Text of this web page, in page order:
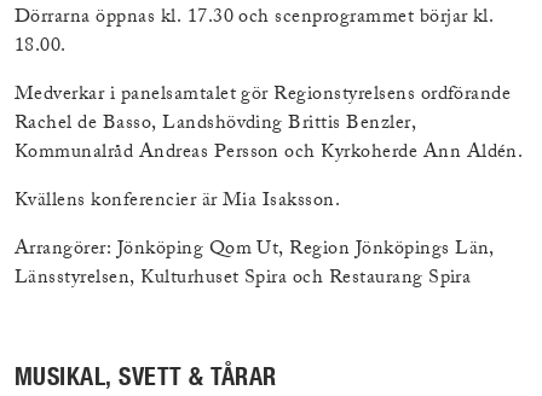
Dörrarna öppnas kl. 17.30 och scenprogrammet börjar kl.
18.00.
Medverkar i panelsamtalet gör Regionstyrelsens ordförande
Rachel de Basso, Landshövding Brittis Benzler,
Kommunalråd Andreas Persson och Kyrkoherde Ann Aldén.
Kvällens konferencier är Mia Isaksson.
Arrangörer: Jönköping Qom Ut, Region Jönköpings Län,
Länsstyrelsen, Kulturhuset Spira och Restaurang Spira
MUSIKAL, SVETT & TÅRAR